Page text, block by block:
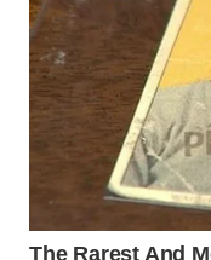
BOROBUDUR
MADURA
SURABAYA